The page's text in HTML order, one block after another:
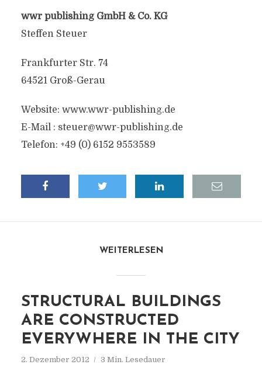
wwr publishing GmbH & Co. KG
Steffen Steuer
Frankfurter Str. 74
64521 Groß-Gerau
Website: www.wwr-publishing.de
E-Mail : steuer@wwr-publishing.de
Telefon: +49 (0) 6152 9553589
WEITERLESEN
STRUCTURAL BUILDINGS
ARE CONSTRUCTED
EVERYWHERE IN THE CITY
2. Dezember 2012 3 Min. Lesedauer